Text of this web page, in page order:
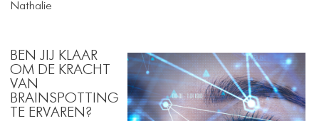
​Nathalie
​BEN JIJ KLAAR
OM DE KRACHT
VAN
BRAINSPOTTING
TE ERVAREN?